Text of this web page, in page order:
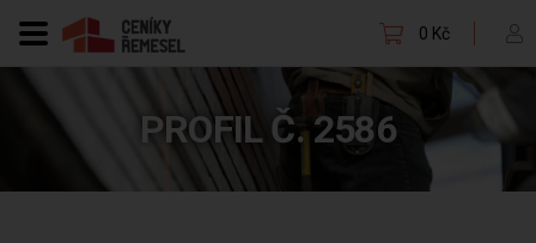
0 Kč
PROFIL Č. 2586